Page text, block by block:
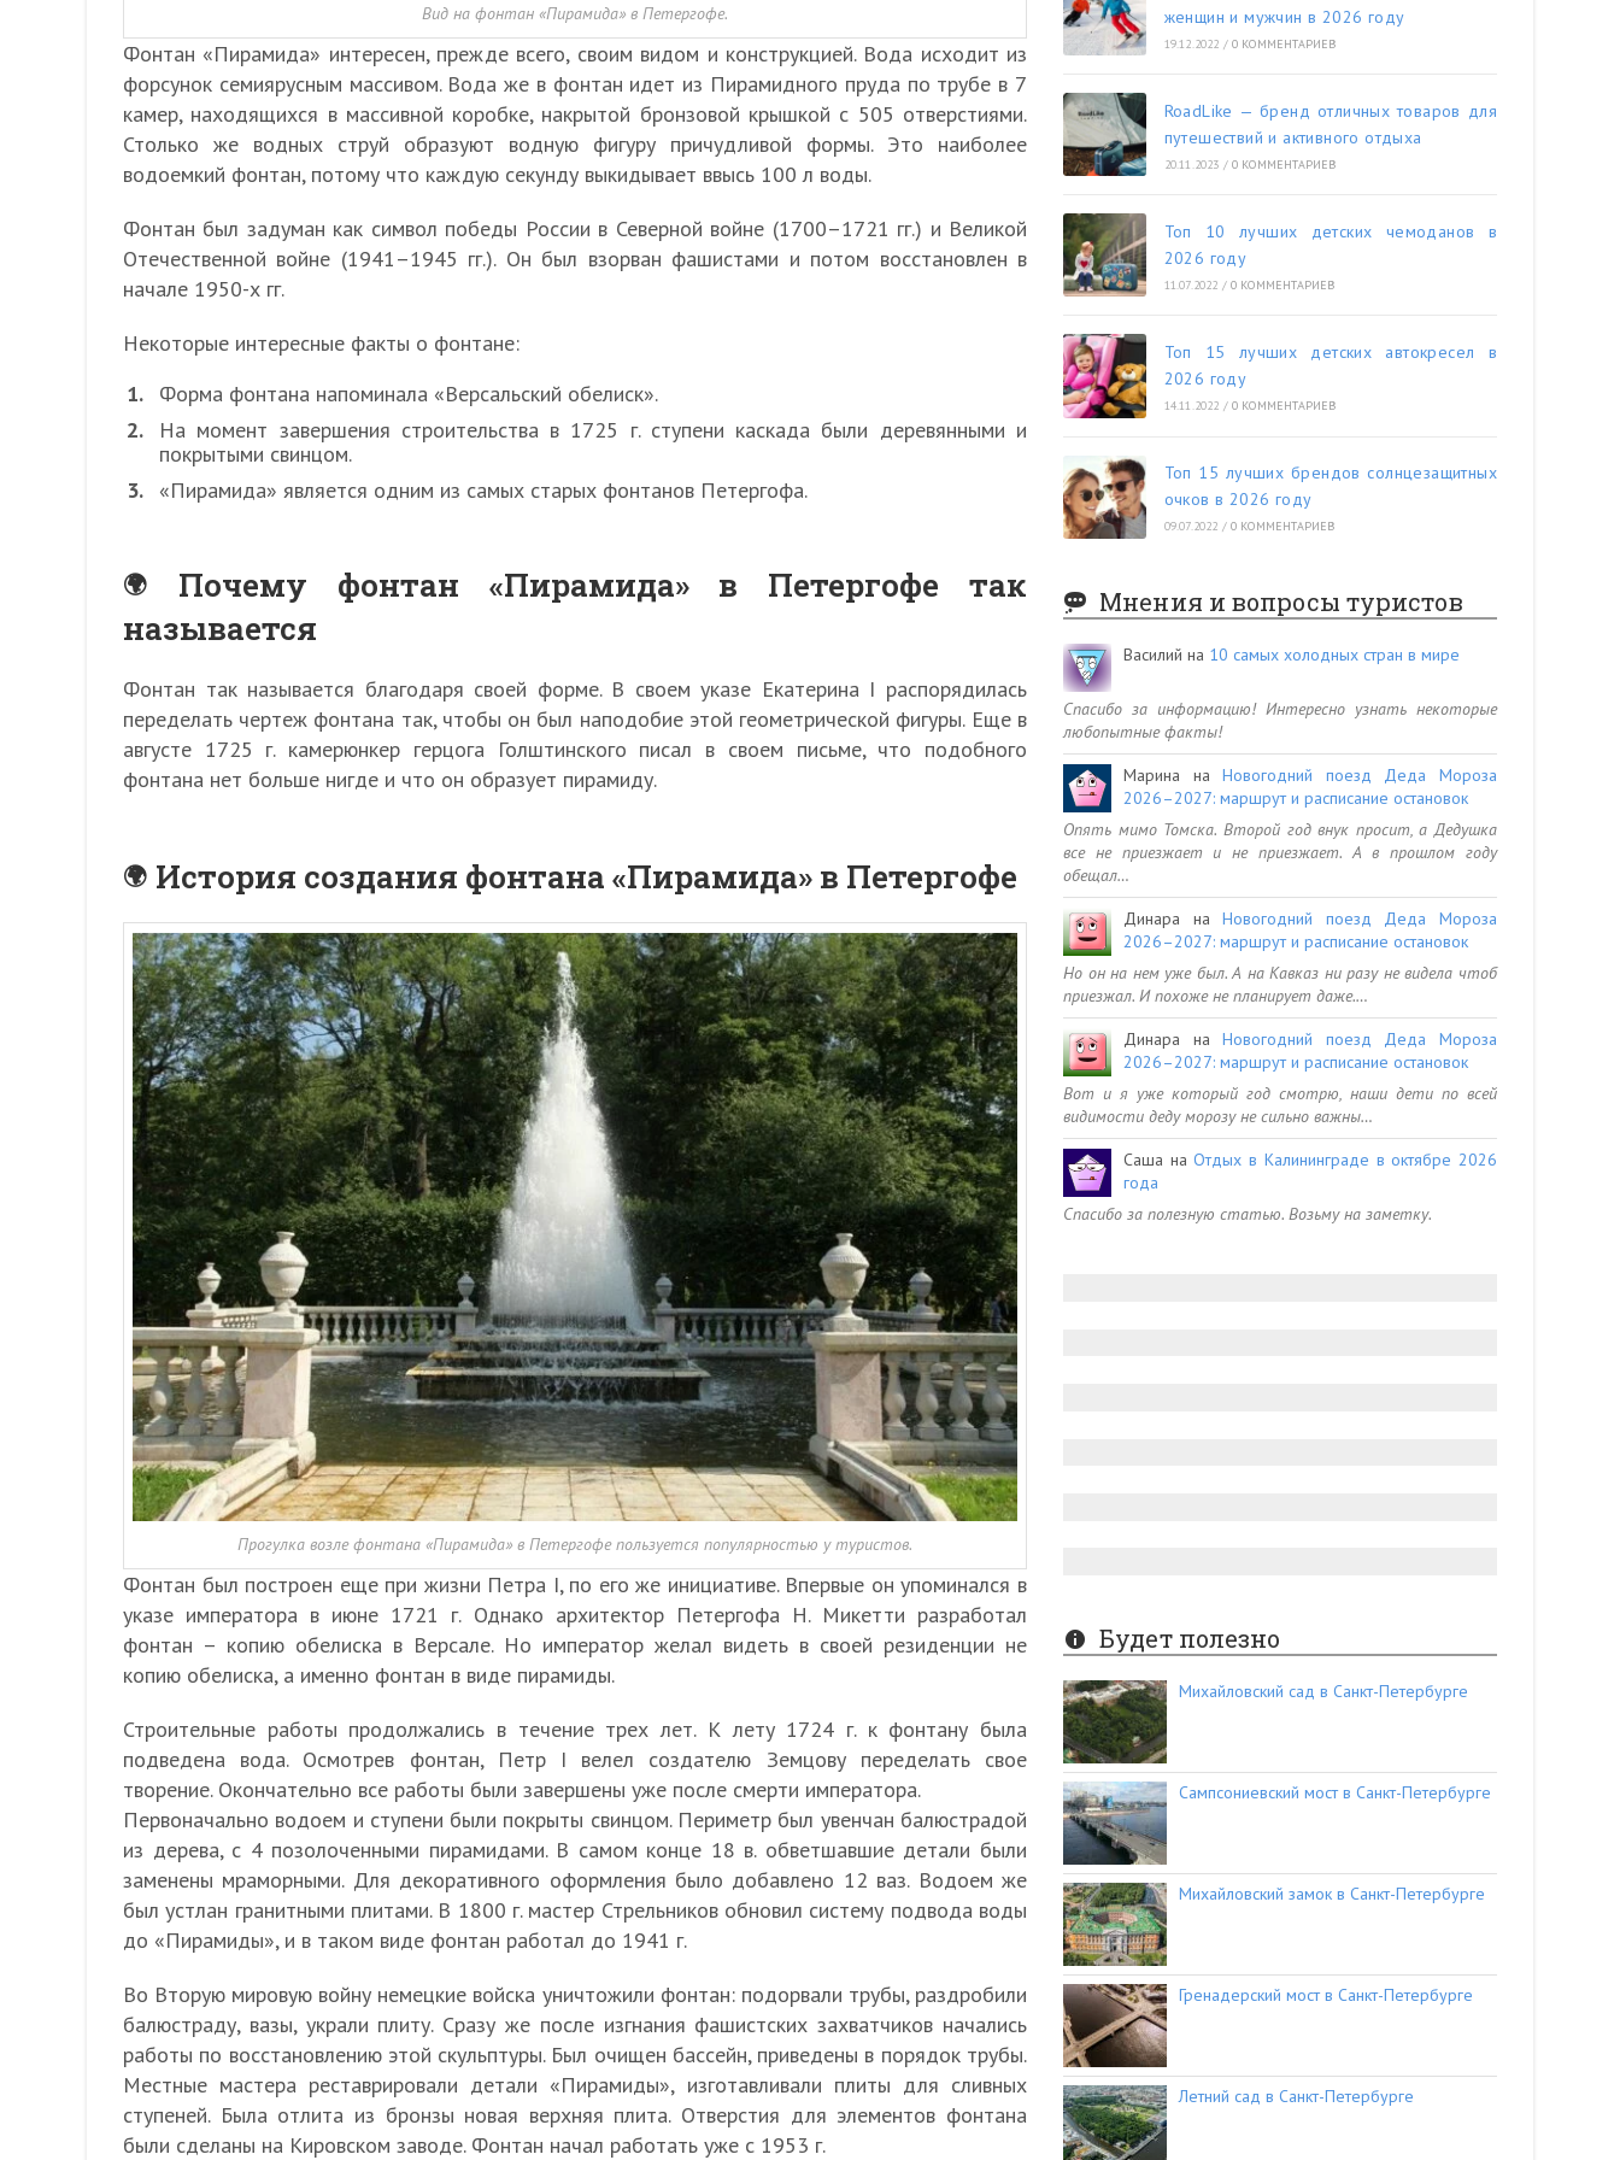
Вид на фонтан «Пирамида» в Петергофе.
Фонтан «Пирамида» интересен, прежде всего, своим видом и конструкцией. Вода исходит из
форсунок семиярусным массивом. Вода же в фонтан идет из Пирамидного пруда по трубе в 7
камер, находящихся в массивной коробке, накрытой бронзовой крышкой с 505 отверстиями.
Столько же водных струй образуют водную фигуру причудливой формы. Это наиболее
водоемкий фонтан, потому что каждую секунду выкидывает ввысь 100 л воды.
Фонтан был задуман как символ победы России в Северной войне (1700–1721 гг.) и Великой
Отечественной войне (1941–1945 гг.). Он был взорван фашистами и потом восстановлен в
начале 1950-х гг.
Некоторые интересные факты о фонтане:
Форма фонтана напоминала «Версальский обелиск».
На момент завершения строительства в 1725 г. ступени каскада были деревянными и
покрытыми свинцом.
«Пирамида» является одним из самых старых фонтанов Петергофа.
Почему фонтан «Пирамида» в Петергофе так
называется
Фонтан так называется благодаря своей форме. В своем указе Екатерина I распорядилась
переделать чертеж фонтана так, чтобы он был наподобие этой геометрической фигуры. Еще в
августе 1725 г. камерюнкер герцога Голштинского писал в своем письме, что подобного
фонтана нет больше нигде и что он образует пирамиду.
История создания фонтана «Пирамида» в Петергофе
Прогулка возле фонтана «Пирамида» в Петергофе пользуется популярностью у туристов.
Фонтан был построен еще при жизни Петра I, по его же инициативе. Впервые он упоминался в
указе императора в июне 1721 г. Однако архитектор Петергофа Н. Микетти разработал
фонтан – копию обелиска в Версале. Но император желал видеть в своей резиденции не
копию обелиска, а именно фонтан в виде пирамиды.
Строительные работы продолжались в течение трех лет. К лету 1724 г. к фонтану была
подведена вода. Осмотрев фонтан, Петр I велел создателю Земцову переделать свое
творение. Окончательно все работы были завершены уже после смерти императора.
Первоначально водоем и ступени были покрыты свинцом. Периметр был увенчан балюстрадой
из дерева, с 4 позолоченными пирамидами. В самом конце 18 в. обветшавшие детали были
заменены мраморными. Для декоративного оформления было добавлено 12 ваз. Водоем же
был устлан гранитными плитами. В 1800 г. мастер Стрельников обновил систему подвода воды
до «Пирамиды», и в таком виде фонтан работал до 1941 г.
Во Вторую мировую войну немецкие войска уничтожили фонтан: подорвали трубы, раздробили
балюстраду, вазы, украли плиту. Сразу же после изгнания фашистских захватчиков начались
работы по восстановлению этой скульптуры. Был очищен бассейн, приведены в порядок трубы.
Местные мастера реставрировали детали «Пирамиды», изготавливали плиты для сливных
ступеней. Была отлита из бронзы новая верхняя плита. Отверстия для элементов фонтана
были сделаны на Кировском заводе. Фонтан начал работать уже с 1953 г.
женщин и мужчин в 2026 году
19.12.2022 / 0 КОММЕНТАРИЕВ
RoadLike — бренд отличных товаров для
путешествий и активного отдыха
20.11.2023 / 0 КОММЕНТАРИЕВ
Топ 10 лучших детских чемоданов в
2026 году
11.07.2022 / 0 КОММЕНТАРИЕВ
Топ 15 лучших детских автокресел в
2026 году
14.11.2022 / 0 КОММЕНТАРИЕВ
Топ 15 лучших брендов солнцезащитных
очков в 2026 году
09.07.2022 / 0 КОММЕНТАРИЕВ
Мнения и вопросы туристов
Василий на 10 самых холодных стран в мире
Спасибо за информацию! Интересно узнать некоторые
любопытные факты!
Марина наНовогодний поезд Деда Мороза
2026–2027: маршрут и расписание остановок
Опять мимо Томска. Второй год внук просит, а Дедушка
все не приезжает и не приезжает. А в прошлом году
обещал…
Динара наНовогодний поезд Деда Мороза
2026–2027: маршрут и расписание остановок
Но он на нем уже был. А на Кавказ ни разу не видела чтоб
приезжал. И похоже не планирует даже.…
Динара наНовогодний поезд Деда Мороза
2026–2027: маршрут и расписание остановок
Вот и я уже который год смотрю, наши дети по всей
видимости деду морозу не сильно важны…
Саша наОтдых в Калининграде в октябре 2026
года
Спасибо за полезную статью. Возьму на заметку.
Будет полезно
Михайловский сад в Санкт-Петербурге
Сампсониевский мост в Санкт-Петербурге
Михайловский замок в Санкт-Петербурге
Гренадерский мост в Санкт-Петербурге
Летний сад в Санкт-Петербурге